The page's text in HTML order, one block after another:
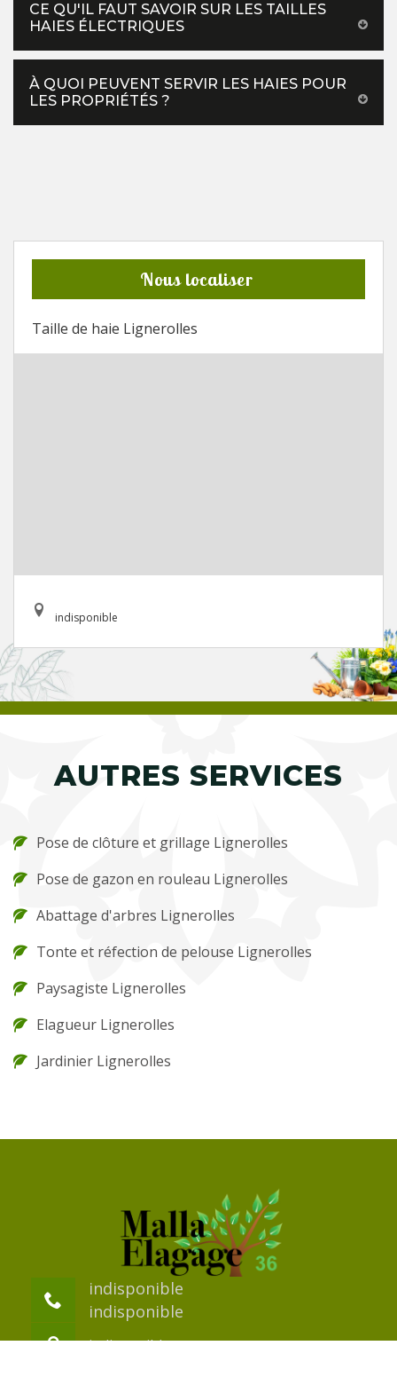
CE QU'IL FAUT SAVOIR SUR LES TAILLES
HAIES ÉLECTRIQUES
À QUOI PEUVENT SERVIR LES HAIES POUR
LES PROPRIÉTÉS ?
Nous localiser
Taille de haie Lignerolles
indisponible
AUTRES SERVICES
Pose de clôture et grillage Lignerolles
Pose de gazon en rouleau Lignerolles
Abattage d'arbres Lignerolles
Tonte et réfection de pelouse Lignerolles
Paysagiste Lignerolles
Elagueur Lignerolles
Jardinier Lignerolles
indisponible
indisponible
indisponible